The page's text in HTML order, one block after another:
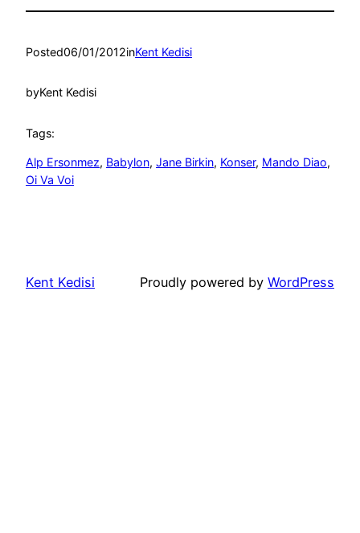
Posted06/01/2012inKent Kedisi
byKent Kedisi
Tags:
Alp Ersonmez, Babylon, Jane Birkin, Konser, Mando Diao
Oi Va Voi
Kent Kedisi Proudly powered by WordPress